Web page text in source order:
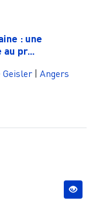
: une
pr...
Geisler| Angers